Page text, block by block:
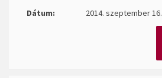
Dátum: 2014. szeptember 16.